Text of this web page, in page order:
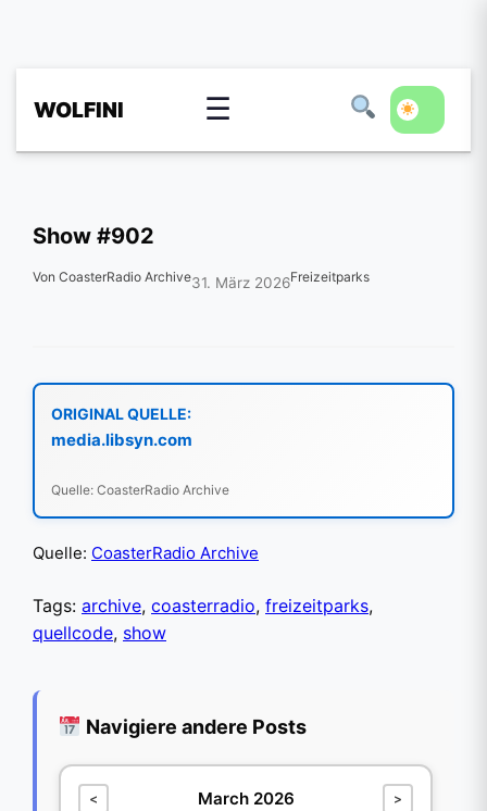
WOLFINI ☰
Show #902
Von CoasterRadio Archive31. März 2026Freizeitparks
ORIGINAL QUELLE:
media.libsyn.com
Quelle: CoasterRadio Archive
Quelle: CoasterRadio Archive
Tags: archive, coasterradio, freizeitparks,
quellcode, show
Navigiere andere Posts
< March 2026 >